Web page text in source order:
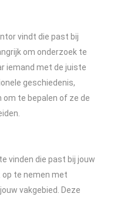
vindt die past bij
om onderzoek te
iemand met de juiste
geschiedenis,
te bepalen of ze de
vinden die past bij jouw
te nemen met
vakgebied. Deze